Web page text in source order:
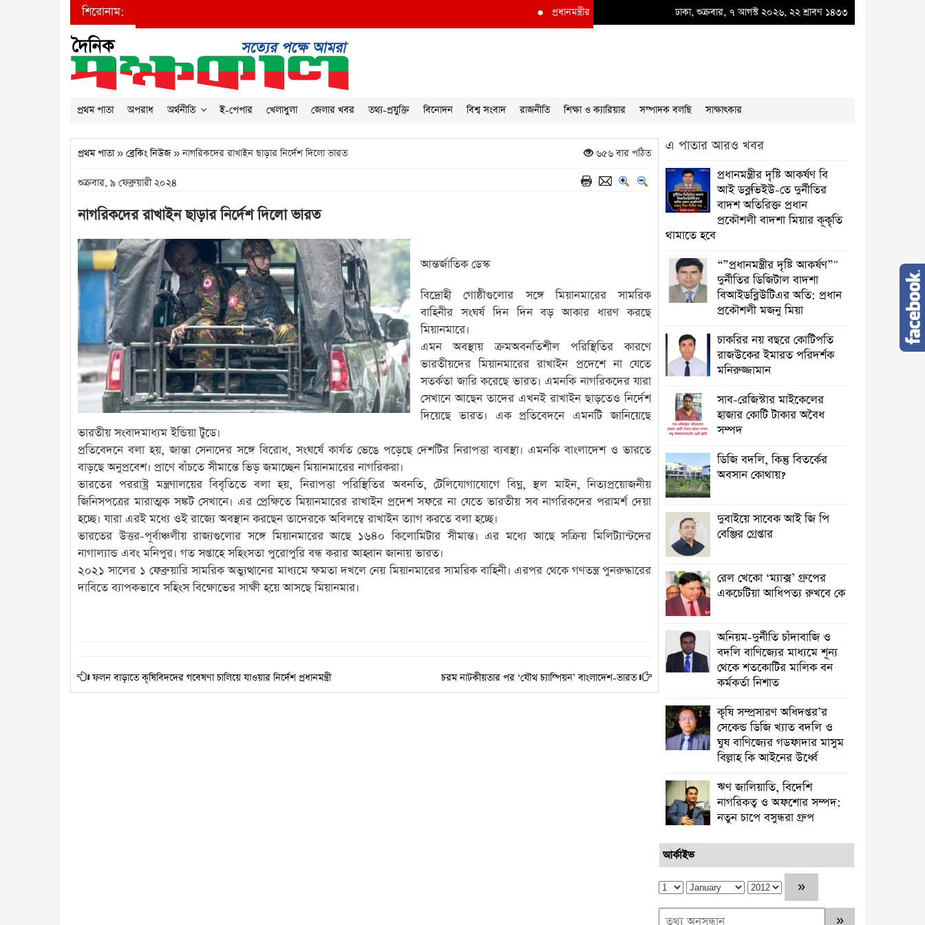
শিরোনাম: প্রধানমন্ত্রীর দৃষ্টি আকর্ষণ করে দুর্নীতির ডিজিটাল বাদশা বিআইডব্লিউটিএর অতি: প্রধান প্রকৌশলী মজনু মিয়া
ঢাকা, শুক্রবার, ৭ আগস্ট ২০২৬, ২২ শ্রাবণ ১৪৩৩
প্রথম পাতা অপরাধ অর্থনীতি ই-পেপার খেলাধুলা জেলার খবর তথ্য-প্রযুক্তি বিনোদন বিশ্ব সংবাদ রাজনীতি শিক্ষা ও ক্যারিয়ার সম্পাদক বলছি সাক্ষাৎকার
প্রথম পাতা» ব্রেকিং নিউজ» নাগরিকদের রাখাইন ছাড়ার নির্দেশ দিলো ভারত ৬৫৬ বার পঠিত
শুক্রবার, ৯ ফেব্রুয়ারী ২০২৪
নাগরিকদের রাখাইন ছাড়ার নির্দেশ দিলো ভারত
আন্তর্জাতিক ডেস্ক
বিদ্রোহী গোষ্ঠীগুলোর সঙ্গে মিয়ানমারের সামরিক
বাহিনীর সংঘর্ষ দিন দিন বড় আকার ধারণ করছে
মিয়ানমারে।
এমন অবস্থায় ক্রমঅবনতিশীল পরিস্থিতির কারণে
ভারতীয়দের মিয়ানমারের রাখাইন প্রদেশে না যেতে
সতর্কতা জারি করেছে ভারত। এমনকি নাগরিকদের যারা
সেখানে আছেন তাদের এখনই রাখাইন ছাড়তেও নির্দেশ
দিয়েছে ভারত। এক প্রতিবেদনে এমনটি জানিয়েছে
ভারতীয় সংবাদমাধ্যম ইন্ডিয়া টুডে।
প্রতিবেদনে বলা হয়, জান্তা সেনাদের সঙ্গে বিরোধ, সংঘর্ষে কার্যত ভেঙে পড়েছে দেশটির নিরাপত্তা ব্যবস্থা। এমনকি বাংলাদেশ ও ভারতে
বাড়ছে অনুপ্রবেশ। প্রাণে বাঁচতে সীমান্তে ভিড় জমাচ্ছেন মিয়ানমারের নাগরিকরা।
ভারতের পররাষ্ট্র মন্ত্রণালয়ের বিবৃতিতে বলা হয়, নিরাপত্তা পরিস্থিতির অবনতি, টেলিযোগাযোগে বিঘ্ন, স্থল মাইন, নিত্যপ্রয়োজনীয়
জিনিসপত্রের মারাত্মক সঙ্কট সেখানে। এর প্রেক্ষিতে মিয়ানমারের রাখাইন প্রদেশ সফরে না যেতে ভারতীয় সব নাগরিকদের পরামর্শ দেয়া
হচ্ছে। যারা এরই মধ্যে ওই রাজ্যে অবস্থান করছেন তাদেরকে অবিলম্বে রাখাইন ত্যাগ করতে বলা হচ্ছে।
ভারতের উত্তর-পূর্বাঞ্চলীয় রাজ্যগুলোর সঙ্গে মিয়ানমারের আছে ১৬৪০ কিলোমিটার সীমান্ত। এর মধ্যে আছে সক্রিয় মিলিট্যান্টদের
নাগাল্যান্ড এবং মনিপুর। গত সপ্তাহে সহিংসতা পুরোপুরি বন্ধ করার আহ্বান জানায় ভারত।
২০২১ সালের ১ ফেব্রুয়ারি সামরিক অভ্যুত্থানের মাধ্যমে ক্ষমতা দখলে নেয় মিয়ানমারের সামরিক বাহিনী। এরপর থেকে গণতন্ত্র পুনরুদ্ধারের
দাবিতে ব্যাপকভাবে সহিংস বিক্ষোভের সাক্ষী হয়ে আসছে মিয়ানমার।
ফলন বাড়াতে কৃষিবিদদের গবেষণা চালিয়ে যাওয়ার নির্দেশ প্রধানমন্ত্রী চরম নাটকীয়তার পর ‘যৌথ চ্যাম্পিয়ন’ বাংলাদেশ-ভারত
এ পাতার আরও খবর
প্রধানমন্ত্রীর দৃষ্টি আকর্ষণ বি
আই ডব্লুভিইউ-তে দুর্নীতির
বাদশ অতিরিক্ত প্রধান
প্রকৌশলী বাদশা মিয়ার কূকৃতি
থামাতে হবে
“”প্রধানমন্ত্রীর দৃষ্টি আকর্ষণ”"
দুর্নীতির ডিজিটাল বাদশা
বিআইডব্লিউটিএর অতি: প্রধান
প্রকৌশলী মজনু মিয়া
চাকরির নয় বছরে কোটিপতি
রাজউকের ইমারত পরিদর্শক
মনিরুজ্জামান
সাব-রেজিস্টার মাইকেলের
হাজার কোটি টাকার অবৈধ
সম্পদ
ডিজি বদলি, কিন্তু বিতর্কের
অবসান কোথায়?
দুবাইয়ে সাবেক আই জি পি
বেঞ্জির গ্রেপ্তার
রেল খেকো ‘ম্যাক্স’ গ্রুপের
একচেটিয়া আধিপত্য রুখবে কে
অনিয়ম-দুর্নীতি চাঁদাবাজি ও
বদলি বাণিজ্যের মাধ্যমে শূন্য
থেকে শতকোটির মালিক বন
কর্মকর্তা নিশাত
কৃষি সম্প্রসারণ অধিদপ্তর’র
সেকেন্ড ডিজি খ্যাত বদলি ও
ঘুষ বাণিজ্যের গডফাদার মাসুম
বিল্লাহ কি আইনের উর্ধ্বে
ঋণ জালিয়াতি, বিদেশি
নাগরিকত্ব ও অফশোর সম্পদ:
নতুন চাপে বসুন্ধরা গ্রুপ
আর্কাইভ